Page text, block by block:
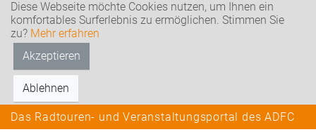
Diese Webseite möchte Cookies nutzen, um Ihnen ein
komfortables Surferlebnis zu ermöglichen. Stimmen Sie
zu? Mehr erfahren
Akzeptieren
Ablehnen
Das Radtouren- und Veranstaltungsportal des ADFC